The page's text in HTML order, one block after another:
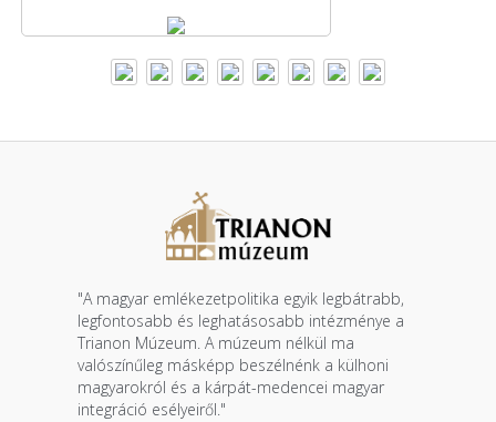
"A magyar emlékezetpolitika egyik legbátrabb,
legfontosabb és leghatásosabb intézménye a
Trianon Múzeum. A múzeum nélkül ma
valószínűleg másképp beszélnénk a külhoni
magyarokról és a kárpát-medencei magyar
integráció esélyeiről."